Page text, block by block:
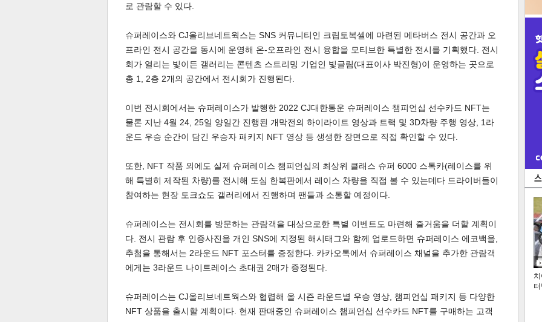
인
로 관람할 수 있다.
슈퍼레이스와 CJ올리브네트웍스는 SNS 커뮤니티인 크립토복셀에 마련된 메타버스 전시 공간과 오
프라인 전시 공간을 동시에 운영해 온-오프라인 전시 융합을 모티브한 특별한 전시를 기획했다. 전시
회가 열리는 빛이든 갤러리는 콘텐츠 스트리밍 기업인 빛글림(대표이사 박진형)이 운영하는 곳으로
총 1, 2층 2개의 공간에서 전시회가 진행된다.
이번 전시회에서는 슈퍼레이스가 발행한 2022 CJ대한통운 슈퍼레이스 챔피언십 선수카드 NFT는
물론 지난 4월 24, 25일 양일간 진행된 개막전의 하이라이트 영상과 트랙 및 3D차량 주행 영상, 1라
운드 우승 순간이 담긴 우승자 패키지 NFT 영상 등 생생한 장면으로 직접 확인할 수 있다.
또한, NFT 작품 외에도 실제 슈퍼레이스 챔피언십의 최상위 클래스 슈퍼 6000 스톡카(레이스를 위
해 특별히 제작된 차량)를 전시해 도심 한복판에서 레이스 차량을 직접 볼 수 있는데다 드라이버들이
참여하는 현장 토크쇼도 갤러리에서 진행하며 팬들과 소통할 예정이다.
슈퍼레이스는 전시회를 방문하는 관람객을 대상으로한 특별 이벤트도 마련해 즐거움을 더할 계획이
다. 전시 관람 후 인증사진을 개인 SNS에 지정된 해시태그와 함께 업로드하면 슈퍼레이스 에코백을,
추첨을 통해서는 2라운드 NFT 포스터를 증정한다. 카카오톡에서 슈퍼레이스 채널을 추가한 관람객
에게는 3라운드 나이트레이스 초대권 2매가 증정된다.
슈퍼레이스는 CJ올리브네트웍스와 협렵해 올 시즌 라운드별 우승 영상, 챔피언십 패키지 등 다양한
NFT 상품을 출시할 계획이다. 현재 판매중인 슈퍼레이스 챔피언십 선수카드 NFT를 구매하는 고객